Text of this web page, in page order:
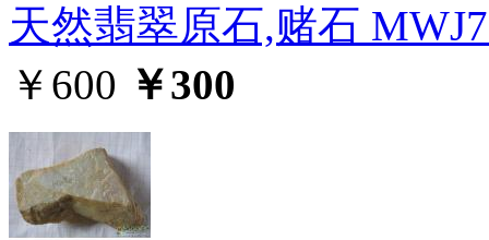
天然翡翠原石,赌石
￥600 ￥300